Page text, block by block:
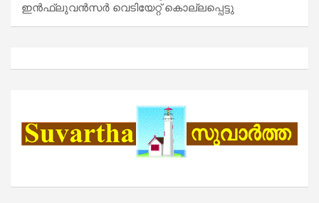
ഇൻഫ്ലുവൻസർ വെടിയേറ്റ് കൊല്ലപ്പെട്ടു